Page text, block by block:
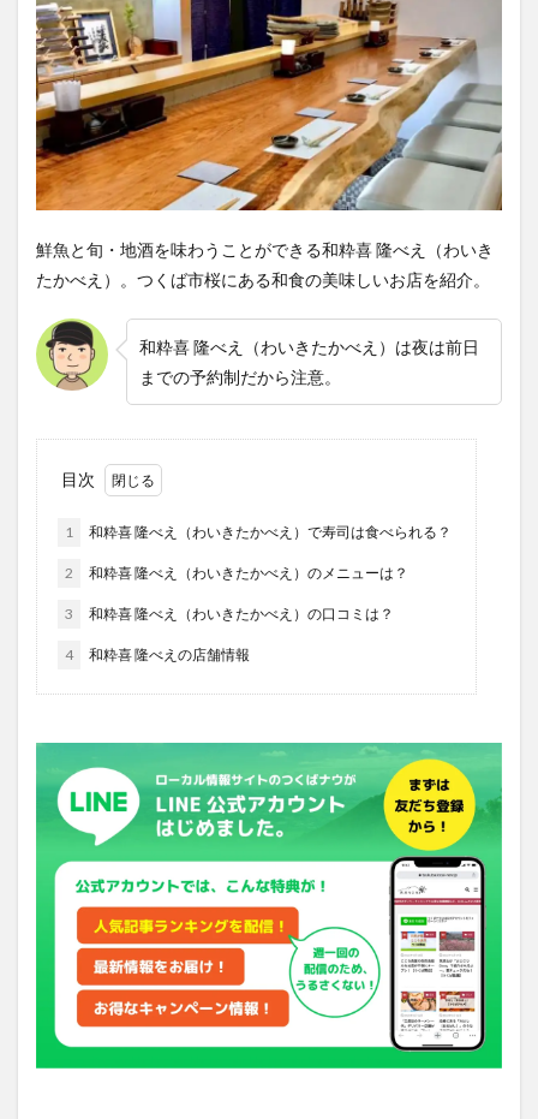
鮮魚と旬・地酒を味わうことができる和粋喜 隆べえ（わいき
たかべえ）。つくば市桜にある和食の美味しいお店を紹介。
和粋喜 隆べえ（わいきたかべえ）は夜は前日
までの予約制だから注意。
目次
1 和粋喜 隆べえ（わいきたかべえ）で寿司は食べられる？
2 和粋喜 隆べえ（わいきたかべえ）のメニューは？
3 和粋喜 隆べえ（わいきたかべえ）の口コミは？
4 和粋喜 隆べえの店舗情報